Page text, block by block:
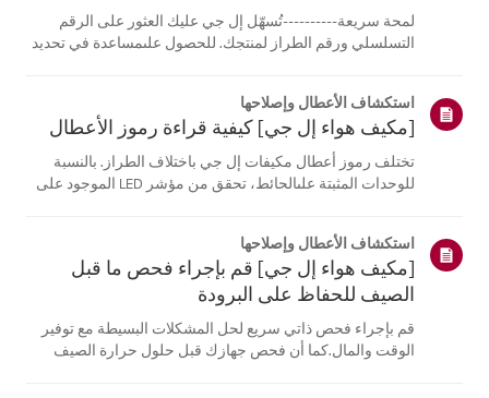
لمحة سريعة----------تُسهّل إل جي عليك العثور على الرقم
التسلسلي ورقم الطراز لمنتجك. للحصول علىمساعدة في تحديد
تختلف الصور أو ا...
استكشاف الأعطال وإصلاحها
[مكيف هواء إل جي] كيفية قراءة رموز الأعطال
تختلف رموز أعطال مكيفات إل جي باختلاف الطراز. بالنسبة
للوحدات المثبتة علىالحائط، تحقق من مؤشر LED الموجود على
الرموز.كيفية ...
استكشاف الأعطال وإصلاحها
[مكيف هواء إل جي] قم بإجراء فحص ما قبل
الصيف للحفاظ على البرودة
قم بإجراء فحص ذاتي سريع لحل المشكلات البسيطة مع توفير
الوقت والمال.كما أن فحص جهازك قبل حلول حرارة الصيف